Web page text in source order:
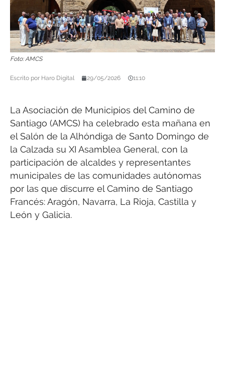
Foto: AMCS
Escrito por Haro Digital 29/05/2026 11:10
La Asociación de Municipios del Camino de
Santiago (AMCS) ha celebrado esta mañana en
el Salón de la Alhóndiga de Santo Domingo de
la Calzada su XI Asamblea General, con la
participación de alcaldes y representantes
municipales de las comunidades autónomas
por las que discurre el Camino de Santiago
Francés: Aragón, Navarra, La Rioja, Castilla y
León y Galicia.